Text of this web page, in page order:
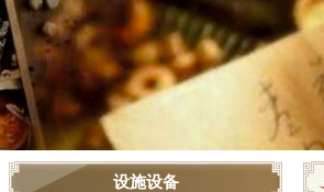
设施设备